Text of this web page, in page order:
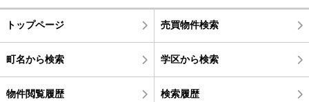
トップページ 売買物件検索
町名から検索 学区から検索
物件閲覧履歴 検索履歴